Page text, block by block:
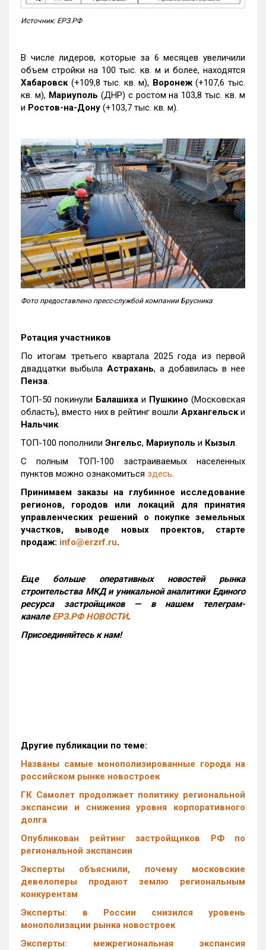
Источник: ЕРЗ.РФ
В числе лидеров, которые за 6 месяцев увеличили
объем стройки на 100 тыс. кв. м и более, находятся
Хабаровск (+109,8 тыс. кв. м), Воронеж(+107,6 тыс.
кв. м), Мариуполь (ДНР) с ростом на 103,8 тыс. кв. м
и Ростов-на-Дону (+103,7 тыс. кв. м).
Фото предоставлено пресс-службой компании Брусника
Ротация участников
По итогам третьего квартала 2025 года из первой
двадцатки выбыла Астрахань, а добавилась в нее
Пенза.
ТОП-50 покинули Балашиха и Пушкино (Московская
область), вместо них в рейтинг вошли Архангельски
Нальчик.
ТОП-100 пополнили Энгельс, Мариуполь и Кызыл.
С полным ТОП-100 застраиваемых населенных
пунктов можно ознакомиться здесь.
Принимаем заказы на глубинное исследование
регионов, городов или локаций для принятия
управленческих решений о покупке земельных
участков, выводе новых проектов, старте
продаж: info@erzrf.ru.
Еще больше оперативных новостей рынка
строительства МКД и уникальной аналитики Единого
ресурса застройщиков — в нашем телеграм-
канале ЕРЗ.РФ НОВОСТИ.
Присоединяйтесь к нам!
Другие публикации по теме:
Названы самые монополизированные города на
российском рынке новостроек
ГК Самолет продолжает политику региональной
экспансии и снижения уровня корпоративного
долга
Опубликован рейтинг застройщиков РФ по
региональной экспансии
Эксперты объяснили, почему московские
девелоперы продают землю региональным
конкурентам
Эксперты: в России снизился уровень
монополизации рынка новостроек
Эксперты: межрегиональная экспансия